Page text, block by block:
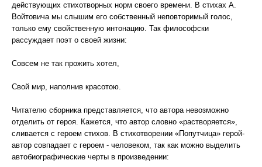
действующих стихотворных норм своего времени. В стихах А.
Войтовича мы слышим его собственный неповторимый голос,
только ему свойственную интонацию. Так философски
рассуждает поэт о своей жизни:
Совсем не так прожить хотел,
Свой мир, наполнив красотою.
Читателю сборника представляется, что автора невозможно
отделить от героя. Кажется, что автор словно «растворяется»,
сливается с героем стихов. В стихотворении «Попутчица» герой-
автор совпадает с героем - человеком, так как можно выделить
автобиографические черты в произведении: